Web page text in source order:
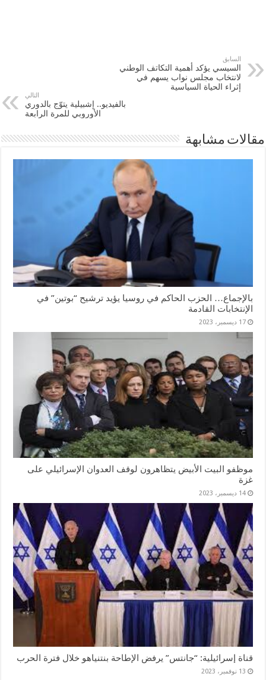
السابق
السيسي يؤكد أهمية التكاتف الوطني
لانتخاب مجلس نواب يسهم في
إثراء الحياة السياسية
التالي
بالفيديو.. إشبيلية يتوّج بالدوري
الأوروبي للمرة الرابعة
مقالات مشابهة
بالإجماع… الحزب الحاكم في روسيا يؤيد ترشيح “بوتين” في
الإنتخابات القادمة
17 ديسمبر، 2023
موظفو البيت الأبيض يتظاهرون لوقف العدوان الإسرائيلي على
غزة
14 ديسمبر، 2023
قناة إسرائيلية: “جانتس” يرفض الإطاحة بنتنياهو خلال فترة الحرب
13 نوفمبر، 2023